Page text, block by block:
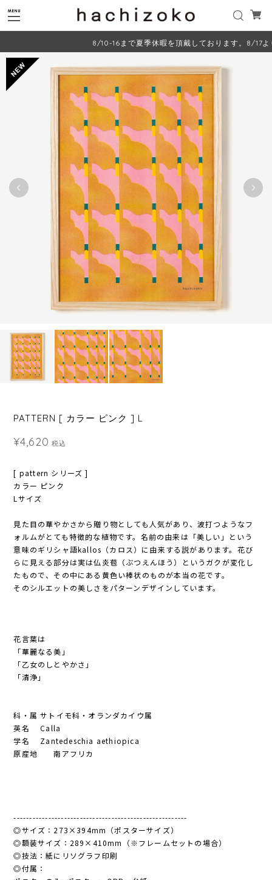
8/10-16まで夏季休暇を頂戴しております。8/17よ
PATTERN [ カラー ピンク ] L
¥4,620 税込
[ pattern シリーズ ]
カラー ピンク
Lサイズ
見た目の華やかさから贈り物としても人気があり、波打つようなフ
ォルムがとても特徴的な植物です。名前の由来は「美しい」という
意味のギリシャ語kallos（カロス）に由来する説があります。花び
らに見える部分は実は仏炎苞（ぶつえんほう）というガクが変化し
たもので、その中にある黄色い棒状のものが本当の花です。
そのシルエットの美しさをパターンデザインしています。
花言葉は
「華麗なる美」
「乙女のしとやかさ」
「清浄」
科・属 サトイモ科・オランダカイウ属
英名 Calla
学名 Zantedeschia aethiopica
原産地 南アフリカ
-------------------------------------------------------
◎サイズ：273×394mm（ポスターサイズ）
◎額装サイズ：289×410mm（※フレームセットの場合）
◎技法：紙にリソグラフ印刷
◎付属：